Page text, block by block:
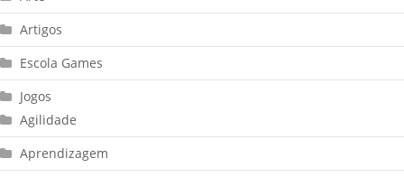
Artigos
Escola Games
Jogos
Agilidade
Aprendizagem